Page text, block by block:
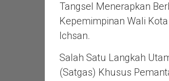
Tangsel Menerapkan
Kepemimpinan Wali
Ichsan.
Salah Satu Langkah
(satgas) Khusus